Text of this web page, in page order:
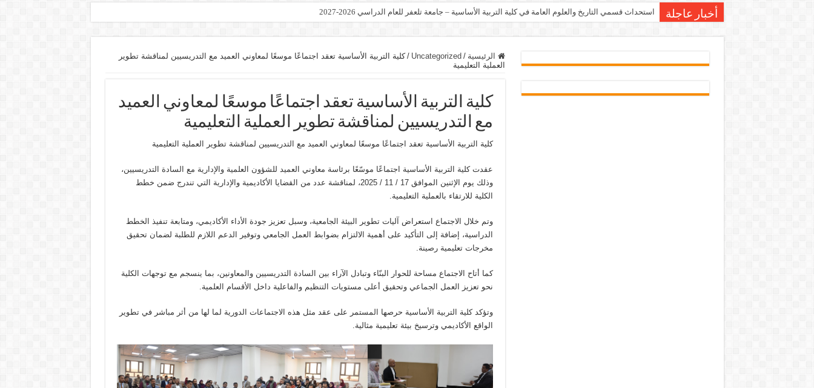
أخبار عاجلة استحداث قسمي التاريخ والعلوم العامة في كلية التربية الأساسية – جامعة تلعفر للعام الدراسي 2026-2027
الرئيسية /
Uncategorized
/ كلية التربية الأساسية تعقد اجتماعًا موسعًا لمعاوني العميد مع التدريسيين لمناقشة تطوير
العملية التعليمية
كلية التربية الأساسية تعقد اجتماعًا موسعًا لمعاوني العميد
مع التدريسيين لمناقشة تطوير العملية التعليمية
كلية التربية الأساسية تعقد اجتماعًا موسعًا لمعاوني العميد مع التدريسيين لمناقشة تطوير العملية التعليمية
عقدت كلية التربية الأساسية اجتماعًا موسّعًا برئاسة معاوني العميد للشؤون العلمية والإدارية مع السادة التدريسيين،
وذلك يوم الإثنين الموافق 17 / 11 / 2025، لمناقشة عدد من القضايا الأكاديمية والإدارية التي تندرج ضمن خطط
الكلية للارتقاء بالعملية التعليمية.
وتم خلال الاجتماع استعراض آليات تطوير البيئة الجامعية، وسبل تعزيز جودة الأداء الأكاديمي، ومتابعة تنفيذ الخطط
الدراسية، إضافة إلى التأكيد على أهمية الالتزام بضوابط العمل الجامعي وتوفير الدعم اللازم للطلبة لضمان تحقيق
مخرجات تعليمية رصينة.
كما أتاح الاجتماع مساحة للحوار البنّاء وتبادل الآراء بين السادة التدريسيين والمعاونين، بما ينسجم مع توجهات الكلية
نحو تعزيز العمل الجماعي وتحقيق أعلى مستويات التنظيم والفاعلية داخل الأقسام العلمية.
وتؤكد كلية التربية الأساسية حرصها المستمر على عقد مثل هذه الاجتماعات الدورية لما لها من أثر مباشر في تطوير
الواقع الأكاديمي وترسيخ بيئة تعليمية مثالية.